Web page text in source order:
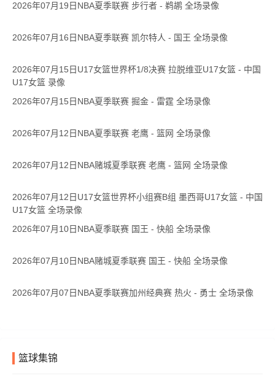
2026年07月19日NBA夏季联赛 步行者 - 鹈鹕 全场录像
2026年07月16日NBA夏季联赛 凯尔特人 - 国王 全场录像
2026年07月15日U17女篮世界杯1/8决赛 拉脱维亚U17女篮 - 中国
U17女篮 录像
2026年07月15日NBA夏季联赛 掘金 - 雷霆 全场录像
2026年07月12日NBA夏季联赛 老鹰 - 篮网 全场录像
2026年07月12日NBA赌城夏季联赛 老鹰 - 篮网 全场录像
2026年07月12日U17女篮世界杯小组赛B组 墨西哥U17女篮 - 中国
U17女篮 全场录像
2026年07月10日NBA夏季联赛 国王 - 快船 全场录像
2026年07月10日NBA赌城夏季联赛 国王 - 快船 全场录像
2026年07月07日NBA夏季联赛加州经典赛 热火 - 勇士 全场录像
篮球集锦